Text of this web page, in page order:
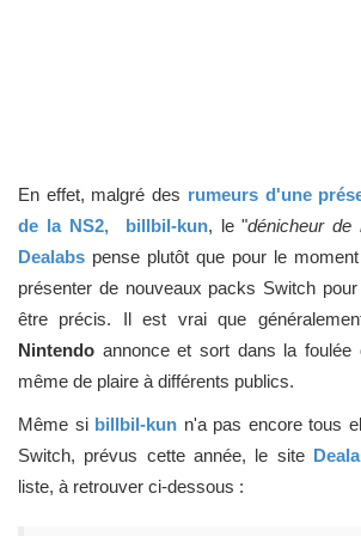
En effet, malgré des rumeurs d'une
de la NS2,
billbil-kun, le "dénicheur de
Dealabs pense plutôt que pour le moment
présenter de nouveaux packs Switch
être précis. Il est vrai que
Nintendo annonce et sort dans la foulée
même de plaire à différents publics.
Même si billbil-kun n'a pas encore tous
Switch, prévus cette année, le site
liste, à retrouver ci-dessous :